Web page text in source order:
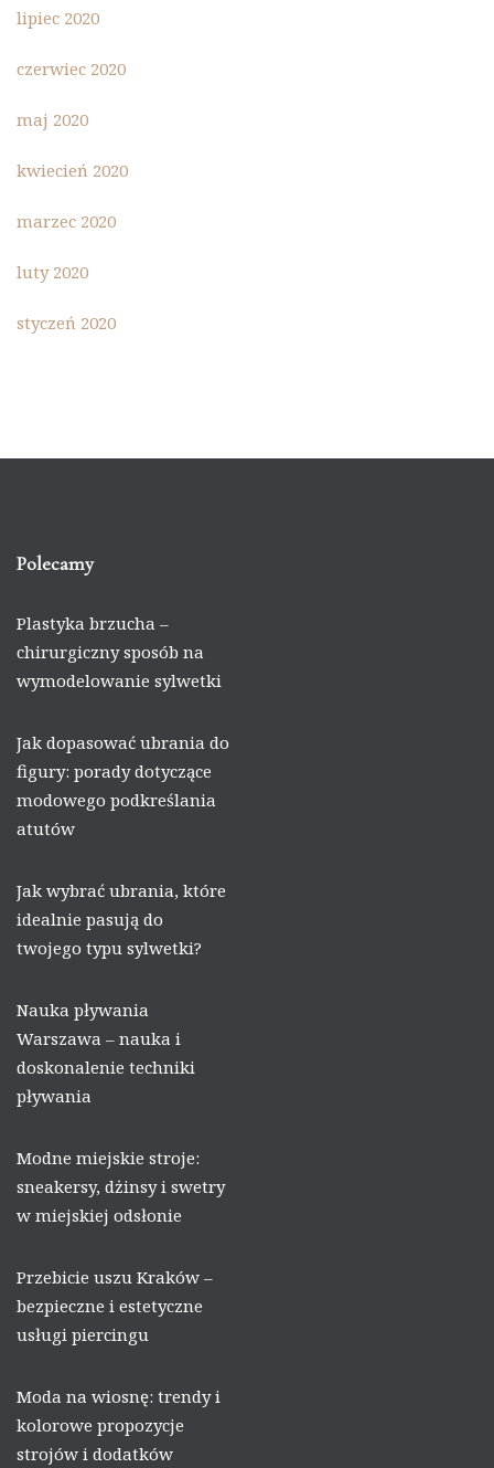
lipiec 2020
czerwiec 2020
maj 2020
kwiecień 2020
marzec 2020
luty 2020
styczeń 2020
Polecamy
Plastyka brzucha –
chirurgiczny sposób na
wymodelowanie sylwetki
Jak dopasować ubrania do
figury: porady dotyczące
modowego podkreślania
atutów
Jak wybrać ubrania, które
idealnie pasują do
twojego typu sylwetki?
Nauka pływania
Warszawa – nauka i
doskonalenie techniki
pływania
Modne miejskie stroje:
sneakersy, dżinsy i swetry
w miejskiej odsłonie
Przebicie uszu Kraków –
bezpieczne i estetyczne
usługi piercingu
Moda na wiosnę: trendy i
kolorowe propozycje
strojów i dodatków